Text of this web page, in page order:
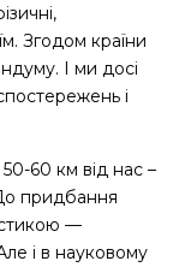
Згодом країни
І ми досі
і
60 км від нас –
придбання
—
і в науковому